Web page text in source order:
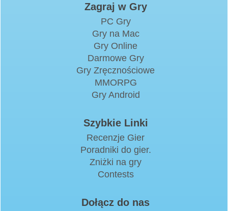
Zagraj w Gry
PC Gry
Gry na Mac
Gry Online
Darmowe Gry
Gry Zręcznościowe
MMORPG
Gry Android
Szybkie Linki
Recenzje Gier
Poradniki do gier.
Zniżki na gry
Contests
Dołącz do nas